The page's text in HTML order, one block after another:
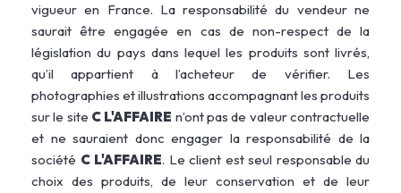
vigueur en France. La responsabilité du vendeur ne
saurait être engagée en cas de non-respect de la
législation du pays dans lequel les produits sont livrés,
qu’il appartient à l’acheteur de vérifier. Les
photographies et illustrations accompagnant les produits
sur le site C L'AFFAIRE n’ont pas de valeur contractuelle
et ne sauraient donc engager la responsabilité de la
société C L'AFFAIRE. Le client est seul responsable du
choix des produits, de leur conservation et de leur